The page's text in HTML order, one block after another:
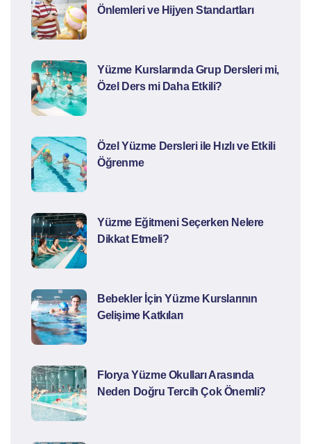
Önlemleri ve Hijyen Standartları
Yüzme Kurslarında Grup Dersleri mi,
Özel Ders mi Daha Etkili?
Özel Yüzme Dersleri ile Hızlı ve Etkili
Öğrenme
Yüzme Eğitmeni Seçerken Nelere
Dikkat Etmeli?
Bebekler İçin Yüzme Kurslarının
Gelişime Katkıları
Florya Yüzme Okulları Arasında
Neden Doğru Tercih Çok Önemli?